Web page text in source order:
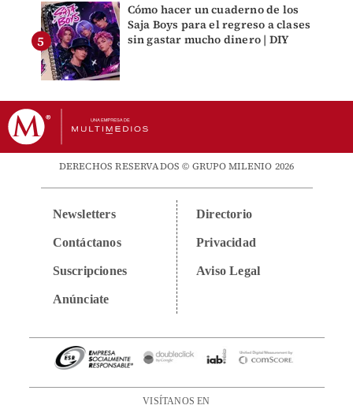
Cómo hacer un cuaderno de los
Saja Boys para el regreso a clases
sin gastar mucho dinero | DIY
DERECHOS RESERVADOS © GRUPO MILENIO 2026
Newsletters
Contáctanos
Suscripciones
Anúnciate
Directorio
Privacidad
Aviso Legal
VISÍTANOS EN